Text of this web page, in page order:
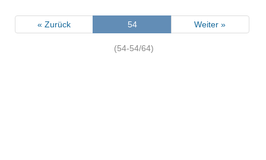
« Zurück 54 Weiter »
(54-54/64)